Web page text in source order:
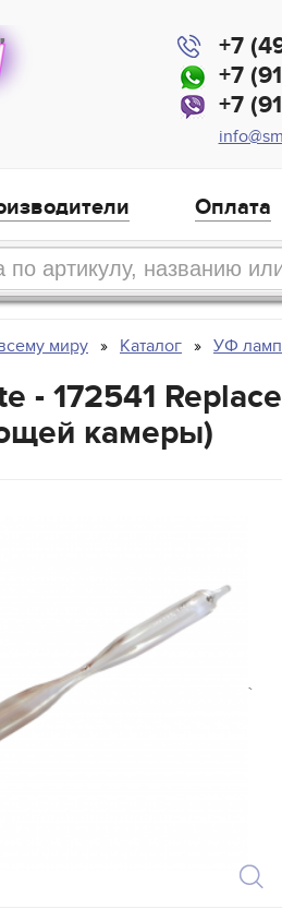
+7
+7
+7
Оплата
миру Каталог УФ
- 172541
камеры)
`